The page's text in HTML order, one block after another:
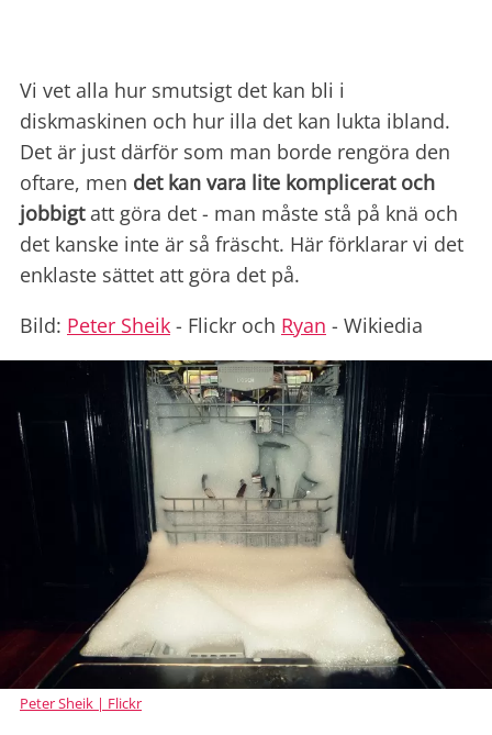
Vi vet alla hur smutsigt det kan bli i
diskmaskinen och hur illa det kan lukta ibland.
Det är just därför som man borde rengöra den
oftare, men det kan vara lite komplicerat och
jobbigtatt göra det - man måste stå på knä och
det kanske inte är så fräscht. Här förklarar vi det
enklaste sättet att göra det på.
Bild: Peter Sheik - Flickr och Ryan - Wikiedia
Peter Sheik | Flickr